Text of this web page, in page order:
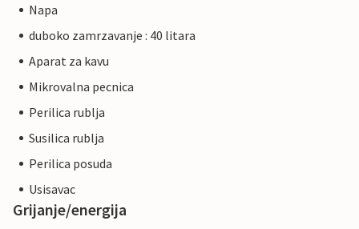
Napa
duboko zamrzavanje : 40 litara
Aparat za kavu
Mikrovalna pecnica
Perilica rublja
Susilica rublja
Perilica posuda
Usisavac
Grijanje/energija